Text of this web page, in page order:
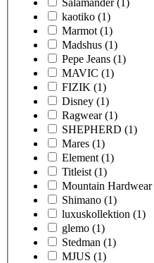
Salamander (1)
kaotiko (1)
Marmot (1)
Madshus (1)
Pepe Jeans (1)
MAVIC (1)
FIZIK (1)
Disney (1)
Ragwear (1)
SHEPHERD (1)
Mares (1)
Element (1)
Titleist (1)
Mountain Hardwear
Shimano (1)
luxuskollektion (1)
glemo (1)
Stedman (1)
MJUS (1)